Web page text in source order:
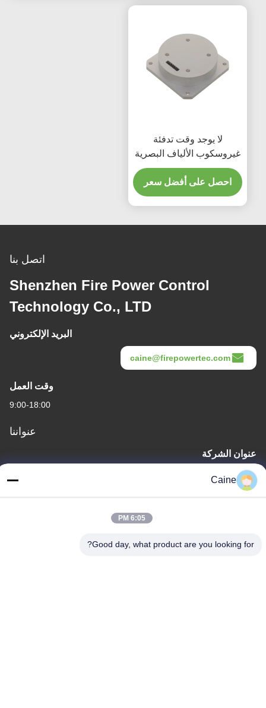
لا يوجد وقت تدفئة
غيروسكوب الألياف البصرية
مع نطاق ديناميكي واسع
200g وضع الإخراج RS-422
احصل على أفضل سعر
اتصل بنا
Shenzhen Fire Power Control
Technology Co., LTD
البريد الإلكتروني
caine@firepowertec.com
وقت العمل
9:00-18:00
عنواننا
عنوان الشركة
، شنتشن ، قوانغدونغ ، الصين
CNT Machine Industrial Park ، Youyi East Road ، بكين
الهاتف
Caine
6:05 PM
Good day, what product are you looking for?